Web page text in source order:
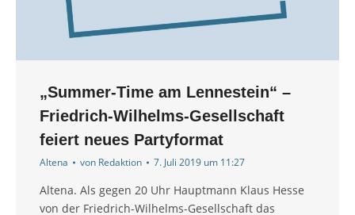
„Summer-Time am Lennestein“ –
Friedrich-Wilhelms-Gesellschaft
feiert neues Partyformat
Altena von Redaktion 7. Juli 2019 um 11:27
Altena. Als gegen 20 Uhr Hauptmann Klaus Hesse
von der Friedrich-Wilhelms-Gesellschaft das